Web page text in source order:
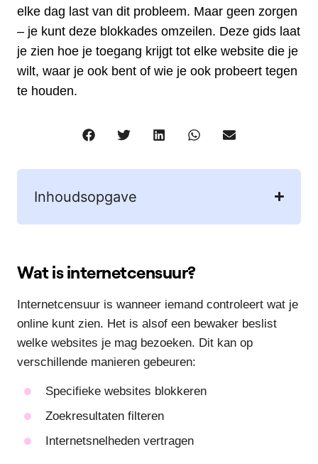
elke dag last van dit probleem. Maar geen zorgen
– je kunt deze blokkades omzeilen. Deze gids laat
je zien hoe je toegang krijgt tot elke website die je
wilt, waar je ook bent of wie je ook probeert tegen
te houden.
Inhoudsopgave
Wat is internetcensuur?
Internetcensuur is wanneer iemand controleert wat je
online kunt zien. Het is alsof een bewaker beslist
welke websites je mag bezoeken. Dit kan op
verschillende manieren gebeuren:
Specifieke websites blokkeren
Zoekresultaten filteren
Internetsnelheden vertragen